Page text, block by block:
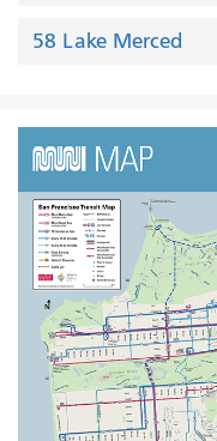
58 Lake Merced